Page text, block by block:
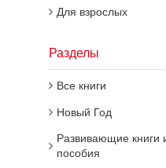
Для взрослых
Разделы
Все книги
Новый Год
Развивающие книги
пособия